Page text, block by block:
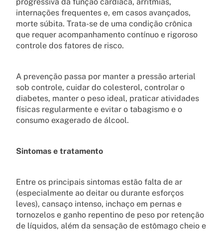
internações frequentes e, em casos avançados,
morte súbita. Trata-se de uma condição crônica
que requer acompanhamento contínuo e rigoroso
controle dos fatores de risco.
A prevenção passa por manter a pressão arterial
sob controle, cuidar do colesterol, controlar o
diabetes, manter o peso ideal, praticar atividades
físicas regularmente e evitar o tabagismo e o
consumo exagerado de álcool.
Sintomas e tratamento
Entre os principais sintomas estão falta de ar
(especialmente ao deitar ou durante esforços
leves), cansaço intenso, inchaço em pernas e
tornozelos e ganho repentino de peso por retenção
de líquidos, além da sensação de estômago cheio e